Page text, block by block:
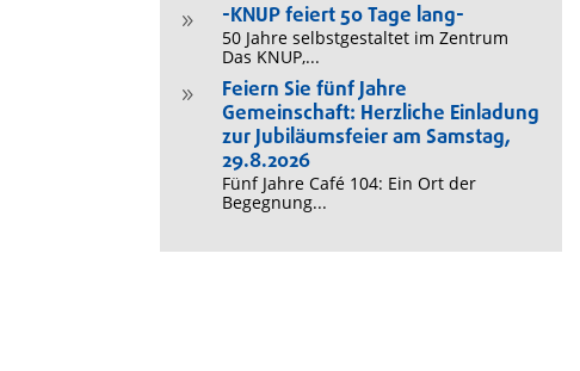
9 -KNUP feiert 50 Tage lang-
50 Jahre selbstgestaltet im Zentrum
Das KNUP,...
9
Feiern Sie fünf Jahre
Gemeinschaft: Herzliche Einladung
zur Jubiläumsfeier am Samstag,
29.8.2026
Fünf Jahre Café 104: Ein Ort der
Begegnung...